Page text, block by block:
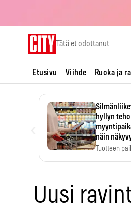
Tätä et odottanut
Etusivu Viihde Ruoka ja
hyllyn
näin
Tuotteen
Uusi